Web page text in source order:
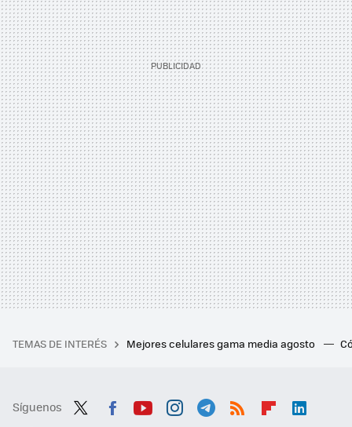
TEMAS DE INTERÉS Mejores celulares gama media agosto
Síguenos